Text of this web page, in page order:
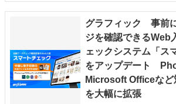
グラフィック 事前
ジを確認できるWeb
ェックシステム「ス
をアップデート
Microsoft Officeなど
を大幅に拡張